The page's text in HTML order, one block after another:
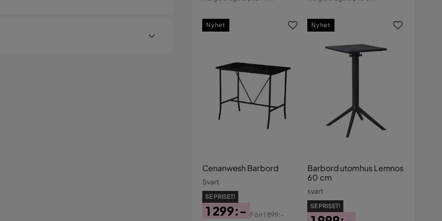
Cenanwesh Barbord
Svart
SE PRISET!
1 299:-
Förr1 899:-
Nyhet
Barbord utomhus Lemnos
60 cm
svart
SE PRISET!
Nyhet